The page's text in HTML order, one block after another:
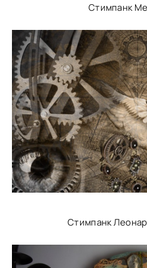
Стимпанк
Стимпанк